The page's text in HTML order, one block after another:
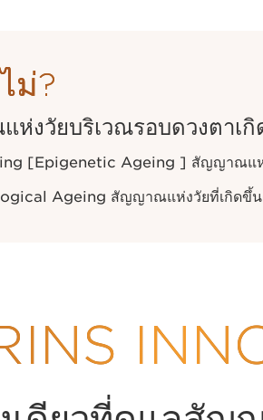
ม่?
งวัยบริเวณรอบดวงตาเ
[Epigenetic Ageing ] สัญญาณแห่
Ageing สัญญาณแห่งวัยที่เกิดขึ้นต